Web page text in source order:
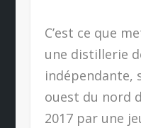
C’est ce que
une distillerie
indépendante,
ouest du nord
2017 par une